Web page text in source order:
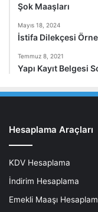
Şok Maaşları
Mayıs 18, 2024
İstifa Dilekçesi
Temmuz 8, 2021
Yapı Kayıt Belgesi
Hesaplama Araçları
KDV Hesaplama
İndirim Hesaplama
Emekli Maaşı